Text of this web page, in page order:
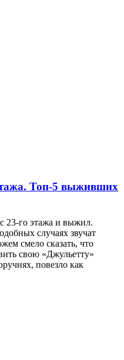
Топ-5 выживших
23-го этажа и выжил.
случаях звучат
смело сказать, что
свою «Джульетту»
повезло как